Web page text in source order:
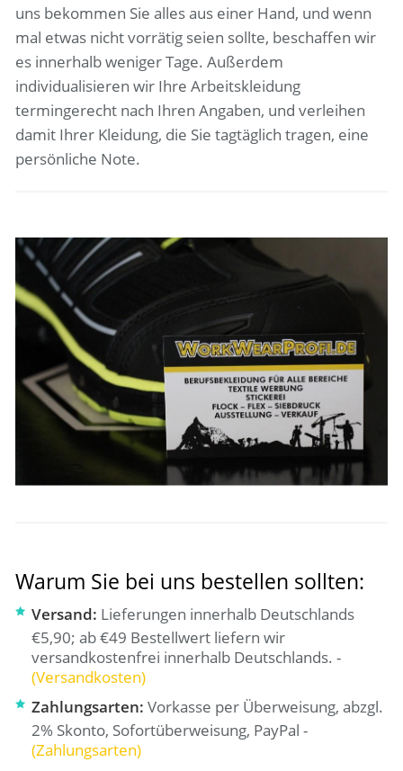
uns bekommen Sie alles aus einer Hand, und wenn
mal etwas nicht vorrätig seien sollte, beschaffen wir
es innerhalb weniger Tage. Außerdem
individualisieren wir Ihre Arbeitskleidung
termingerecht nach Ihren Angaben, und verleihen
damit Ihrer Kleidung, die Sie tagtäglich tragen, eine
persönliche Note.
Warum Sie bei uns bestellen sollten:
Versand: Lieferungen innerhalb Deutschlands
€5,90; ab €49 Bestellwert liefern wir
versandkostenfrei innerhalb Deutschlands. -
(Versandkosten)
Zahlungsarten:Vorkasse per Überweisung, abzgl.
2% Skonto, Sofortüberweisung, PayPal -
(Zahlungsarten)